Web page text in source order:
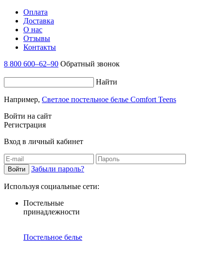
Оплата
Доставка
О нас
Отзывы
Контакты
8 800 600–62–90 Обратный звонок
Найти
Например, Светлое постельное белье Comfort Teens
Войти на сайт
Регистрация
Вход в личный кабинет
Забыли пароль?
Используя социальные сети:
Постельные
принадлежности
Постельное белье